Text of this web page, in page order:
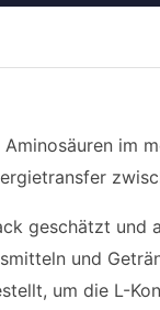
im
geschätzt und
und
um die L-